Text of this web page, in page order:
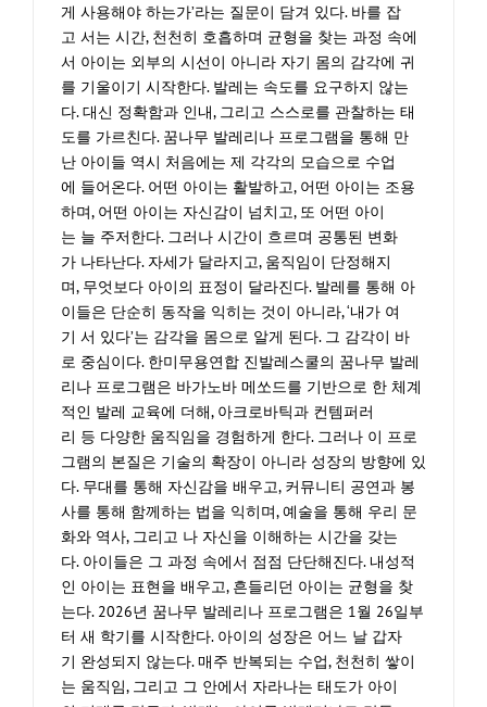
게 사용해야 하는가’라는 질문이 담겨 있다. 바를 잡
고 서는 시간, 천천히 호흡하며 균형을 찾는 과정 속에
서 아이는 외부의 시선이 아니라 자기 몸의 감각에 귀
를 기울이기 시작한다. 발레는 속도를 요구하지 않는
다. 대신 정확함과 인내, 그리고 스스로를 관찰하는 태
도를 가르친다. 꿈나무 발레리나 프로그램을 통해 만
난 아이들 역시 처음에는 제 각각의 모습으로 수업
에 들어온다. 어떤 아이는 활발하고, 어떤 아이는 조용
하며, 어떤 아이는 자신감이 넘치고, 또 어떤 아이
는 늘 주저한다. 그러나 시간이 흐르며 공통된 변화
가 나타난다. 자세가 달라지고, 움직임이 단정해지
며, 무엇보다 아이의 표정이 달라진다. 발레를 통해 아
이들은 단순히 동작을 익히는 것이 아니라, ‘내가 여
기 서 있다’는 감각을 몸으로 알게 된다. 그 감각이 바
로 중심이다. 한미무용연합 진발레스쿨의 꿈나무 발레
리나 프로그램은 바가노바 메쏘드를 기반으로 한 체계
적인 발레 교육에 더해, 아크로바틱과 컨템퍼러
리 등 다양한 움직임을 경험하게 한다. 그러나 이 프로
그램의 본질은 기술의 확장이 아니라 성장의 방향에 있
다. 무대를 통해 자신감을 배우고, 커뮤니티 공연과 봉
사를 통해 함께하는 법을 익히며, 예술을 통해 우리 문
화와 역사, 그리고 나 자신을 이해하는 시간을 갖는
다. 아이들은 그 과정 속에서 점점 단단해진다. 내성적
인 아이는 표현을 배우고, 흔들리던 아이는 균형을 찾
는다. 2026년 꿈나무 발레리나 프로그램은 1월 26일부
터 새 학기를 시작한다. 아이의 성장은 어느 날 갑자
기 완성되지 않는다. 매주 반복되는 수업, 천천히 쌓이
는 움직임, 그리고 그 안에서 자라나는 태도가 아이